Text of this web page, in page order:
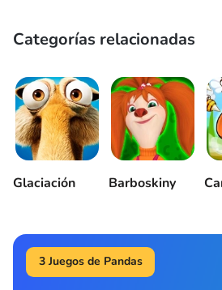
Categorías relacionadas
Glaciación Barboskiny
3 Juegos de Pandas